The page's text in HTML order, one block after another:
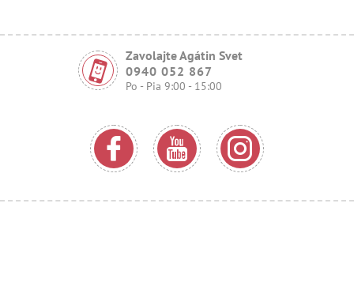
Zavolajte Agátin Svet
0940 052 867
Po - Pia 9:00 - 15:00